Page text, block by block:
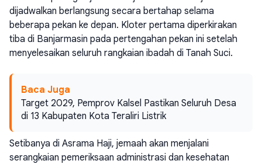
dijadwalkan berlangsung secara bertahap selama
beberapa pekan ke depan. Kloter pertama diperkirakan
tiba di Banjarmasin pada pertengahan pekan ini setelah
menyelesaikan seluruh rangkaian ibadah di Tanah Suci.
Baca Juga
Target 2029, Pemprov Kalsel Pastikan Seluruh Desa
di 13 Kabupaten Kota Teraliri Listrik
Setibanya di Asrama Haji, jemaah akan menjalani
serangkaian pemeriksaan administrasi dan kesehatan